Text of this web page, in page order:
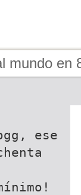
mundo en
ese